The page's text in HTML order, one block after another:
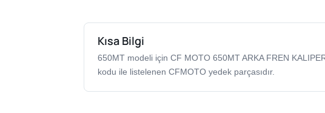
Kısa Bilgi
650MT modeli için CF MOTO 650MT ARKA FREN
kodu ile listelenen CFMOTO yedek parçasıdır.